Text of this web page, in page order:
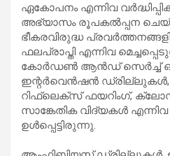
ഏകോപനം എന്നിവ
അഭ്യാസം രൂപകൽപ്പന
ഭീകരവിരുദ്ധ
ഫലപ്രാപ്തി എന്നിവ
കോർഡൺ ആൻഡ് സെർച്ച്
ഇന്റർവെൻഷൻ ഡ്രില്ലുകൾ,
റിഫ്ലെക്സ് ഫയറിംഗ്,
സാങ്കേതിക വിദ്യകൾ
ഉൾപ്പെട്ടിരുന്നു.